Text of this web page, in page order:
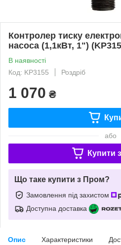
Контролер тиску
насоса (1,1кВт, 1")
В наявності
Код: KP3155
Роздріб
1 070 ₴
або
Купити з
Що таке купити з Пром?
Замовлення під захистом
Доступна доставка
Опис Характеристики